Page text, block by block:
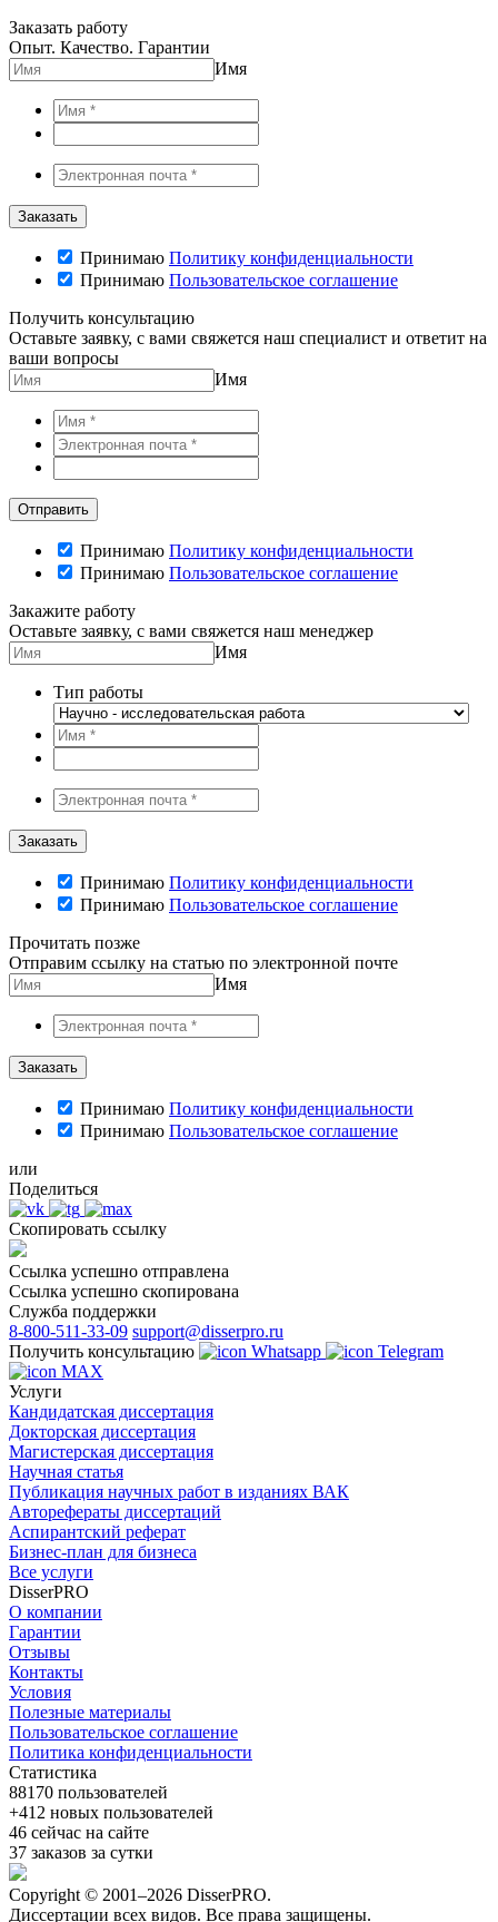
Заказать работу
Опыт. Качество. Гарантии
Имя
Принимаю Политику конфиденциальности
Принимаю Пользовательское соглашение
Получить консультацию
Оставьте заявку, с вами свяжется наш специалист и ответит на
ваши вопросы
Имя
Принимаю Политику конфиденциальности
Принимаю Пользовательское соглашение
Закажите работу
Оставьте заявку, с вами свяжется наш менеджер
Имя
Тип работы
Принимаю Политику конфиденциальности
Принимаю Пользовательское соглашение
Прочитать позже
Отправим ссылку на статью по электронной почте
Имя
Принимаю Политику конфиденциальности
Принимаю Пользовательское соглашение
или
Поделиться
Скопировать ссылку
Ссылка успешно отправлена
Ссылка успешно скопирована
Служба поддержки
8-800-511-33-09 support@disserpro.ru
Получить консультацию
Whatsapp
Telegram
MAX
Услуги
Кандидатская диссертация
Докторская диссертация
Магистерская диссертация
Научная статья
Публикация научных работ в изданиях ВАК
Авторефераты диссертаций
Аспирантский реферат
Бизнес-план для бизнеса
Все услуги
DisserPRO
О компании
Гарантии
Отзывы
Контакты
Условия
Полезные материалы
Пользовательское соглашение
Политика конфиденциальности
Статистика
88170 пользователей
+412 новых пользователей
46 сейчас на сайте
37 заказов за сутки
Copyright © 2001–2026 DisserPRO.
Диссертации всех видов. Все права защищены.